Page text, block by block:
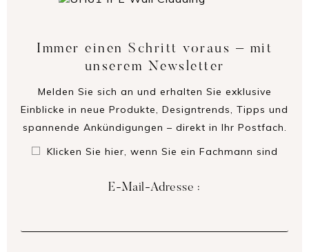
Immer einen Schritt voraus – mit
unserem Newsletter
Melden Sie sich an und erhalten Sie exklusive
Einblicke in neue Produkte, Designtrends, Tipps und
spannende Ankündigungen – direkt in Ihr Postfach.
Klicken Sie hier, wenn Sie ein Fachmann sind
E-Mail-Adresse :